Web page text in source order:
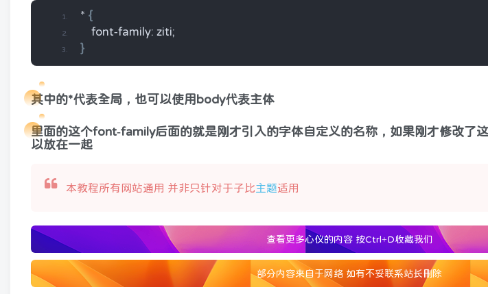
* {
    font-family: ziti;
}
其中的*代表全局，也可以使用body代表主体
里面的这个font-family后面的就是刚才引入的字体自定义的名称，如果刚才修改了
以放在一起
本教程所有网站通用 并非只针对于子比主题适用
查看更多心仪的内容按Ctrl+D收藏我们
部分内容来自于网络 如有不妥联系站长删除